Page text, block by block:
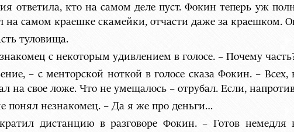
ответила, кто на самом деле пуст. Фокин теперь уж
на самом краешке скамейки, отчасти даже за краешком.
туловища.
с некоторым удивлением в голосе. – Почему
– с менторской ноткой в голосе сказа Фокин. –
на свое ложе. Что не умещалось – отрубал. Если,
понял незнакомец. – Да я же про деньги…
дистанцию в разговоре Фокин. – Готов немедля